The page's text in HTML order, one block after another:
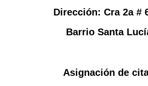
Dirección: Cra 2a #
Barrio Santa
Asignación de